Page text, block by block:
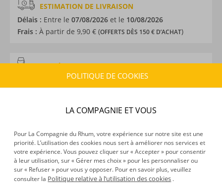
ESTIMATION DE LIVRAISON
Délais : Entre le 07/08/2026 et le 10/08/2026
Frais : À partir de 9,90 € (OFFERTS DÈS 150 € D’ACHAT)
CARACTÉRISTIQUES DU PRODUIT
Rhum traditionnel
Environnement de vieillissement : Tropical
Degré :46.2°
Médailles :Bronze 2026 au Rhum Fest Awards
POLITIQUE DE COOKIES
LA COMPAGNIE ET VOUS
Pour La Compagnie du Rhum, votre expérience sur notre site est une
priorité. L’utilisation des cookies nous sert à améliorer nos services et
votre expérience. Vous pouvez cliquer sur « Accepter » pour consentir
à leur utilisation, sur « Gérer mes choix » pour les personnaliser ou
sur « Refuser » pour vous y opposer. Pour en savoir plus, veuillez
consulter la Politique relative à l’utilisation des cookies .